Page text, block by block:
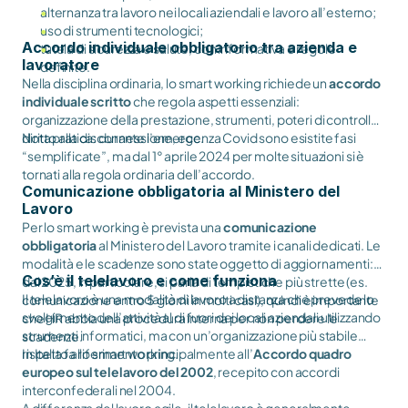
alternanza tra lavoro nei locali aziendali e lavoro all’esterno;
uso di strumenti tecnologici;
tutela di sicurezza e salute, con informativa e regole
definite.
Accordo individuale obbligatorio tra azienda e
lavoratore
Nella disciplina ordinaria, lo smart working richiede unaccordo
individuale scrittoche regola aspetti essenziali:
organizzazione della prestazione, strumenti, poteri di controllo,
diritto alla disconnessione, ecc.
Nota pratica: durante l’emergenza Covid sono esistite fasi
“semplificate”, ma dal 1° aprile 2024 per molte situazioni si è
tornati alla regola ordinaria dell’accordo.
Comunicazione obbligatoria al Ministero del
Lavoro
Per lo smart working è prevista unacomunicazione
obbligatoriaal Ministero del Lavoro tramite i canali dedicati. Le
modalità e le scadenze sono state oggetto di aggiornamenti:
dal 2025, in particolare, si parla di tempistiche più strette (es.
comunicazione entro 5 giorni in molti casi), quindi è importante
che HR abbia una procedura interna per non perdere le
scadenze.
Cos’è il telelavoro e come funziona
Il telelavoro è una modalità di lavoro a distanza che prevede lo
svolgimento dell’attività al di fuori dei locali aziendali utilizzando
strumenti informatici, ma con un’organizzazione più stabile
rispetto allo smart working.
In Italia fa riferimento principalmente all’Accordo quadro
europeo sul telelavoro del 2002, recepito con accordi
interconfederali nel 2004.